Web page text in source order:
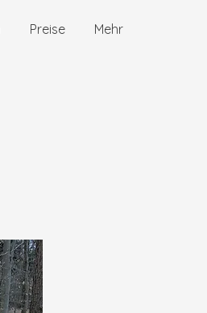
Preise Mehr